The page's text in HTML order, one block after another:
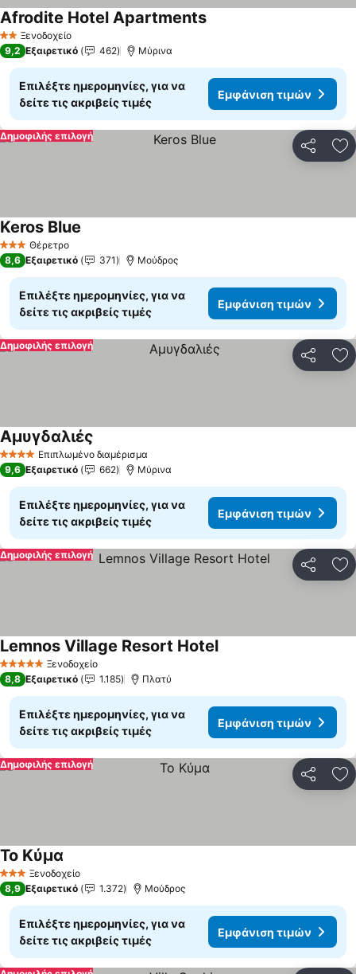
2 ΑστέριαΞενοδοχείο
Afrodite Hotel ApartmentsΕμφάνιση τιμών
9,2 Εξαιρετικό 462 Μύρινα
Επιλέξτε ημερομηνίες, για να
δείτε τις ακριβείς τιμές
Εμφάνιση τιμών
Δημοφιλής επιλογή
3 ΑστέριαΘέρετρο
Keros Blue
8,6 Εξαιρετικό 371 Μούδρος
Επιλέξτε ημερομηνίες, για να
δείτε τις ακριβείς τιμές
Εμφάνιση τιμών
Δημοφιλής επιλογή
4 ΑστέριαΕπιπλωμένο διαμέρισμα
Αμυγδαλιές
9,6 Εξαιρετικό 662 Μύρινα
Επιλέξτε ημερομηνίες, για να
δείτε τις ακριβείς τιμές
Εμφάνιση τιμών
Δημοφιλής επιλογή
5 Αστέρια Ξενοδοχείο
Lemnos Village Resort HotelΕμφάνιση τιμών
8,8 Εξαιρετικό 1.185 Πλατύ
Επιλέξτε ημερομηνίες, για να
δείτε τις ακριβείς τιμές
Εμφάνιση τιμών
Δημοφιλής επιλογή
3 ΑστέριαΞενοδοχείο
To Kύμα
8,9 Εξαιρετικό 1.372 Μούδρος
Επιλέξτε ημερομηνίες, για να
δείτε τις ακριβείς τιμές
Εμφάνιση τιμών